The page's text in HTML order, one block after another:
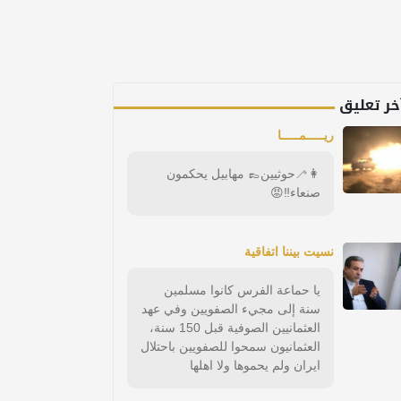
تعليق
ريـــــمـــــا
👩‍🦯حوثيين👞 مهابيل يحكمون
صنعاء‼️😡
نسيت بيننا اتفاقية
يا حماعة الفرس كانوا مسلمين
سنة إلى مجيء الصفويين وفي عهد
العثمانيين الصوفية قبل 150 سنة،
العثمانيون سمحوا للصفويين باحتلال
ايران ولم يحموها ولا اهلها